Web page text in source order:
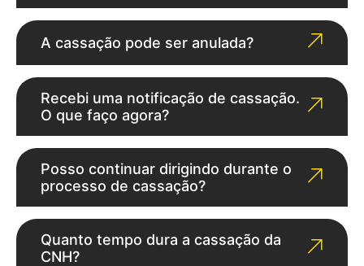
A cassação pode ser anulada?
Recebi uma notificação de cassação.
O que faço agora?
Posso continuar dirigindo durante o
processo de cassação?
Quanto tempo dura a cassação da
CNH?